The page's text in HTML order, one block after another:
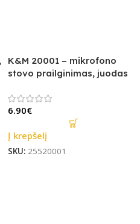
K&M 20001 – mikrofono
stovo prailginimas, juodas
6.90€
Į krepšelį
SKU: 25520001